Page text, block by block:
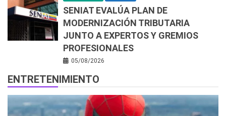
SENIAT EVALÚA PLAN DE
MODERNIZACIÓN TRIBUTARIA
JUNTO A EXPERTOS Y GREMIOS
PROFESIONALES
05/08/2026
ENTRETENIMIENTO